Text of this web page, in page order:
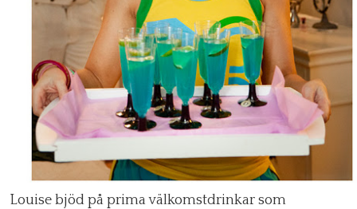
Louise bjöd på prima välkomstdrinkar som